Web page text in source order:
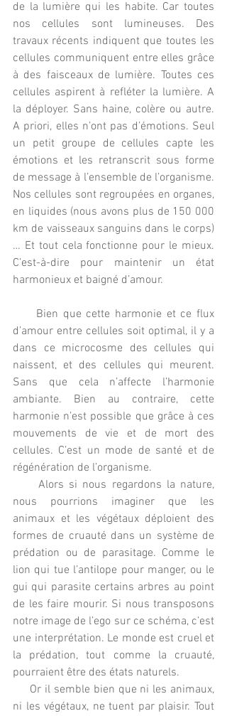
de la lumière qui les habite. Car toutes
nos cellules sont lumineuses. Des
travaux récents indiquent que toutes les
cellules communiquent entre elles grâce
à des faisceaux de lumière. Toutes ces
cellules aspirent à refléter la lumière. A
la déployer. Sans haine, colère ou autre.
A priori, elles n’ont pas d’émotions. Seul
un petit groupe de cellules capte les
émotions et les retranscrit sous forme
de message à l’ensemble de l’organisme.
Nos cellules sont regroupées en organes,
en liquides (nous avons plus de 150 000
km de vaisseaux sanguins dans le corps)
… Et tout cela fonctionne pour le mieux.
C’est-à-dire pour maintenir un état
harmonieux et baigné d’amour.
d’amour entre cellules soit optimal, il y a
dans ce microcosme des cellules qui
naissent, et des cellules qui meurent.
Sans que cela n’affecte l’harmonie
ambiante. Bien au contraire, cette
harmonie n’est possible que grâce à ces
mouvements de vie et de mort des
cellules. C’est un mode de santé et de
régénération de l’organisme.
nous pourrions imaginer que les
animaux et les végétaux déploient des
formes de cruauté dans un système de
prédation ou de parasitage. Comme le
lion qui tue l’antilope pour manger, ou le
gui qui parasite certains arbres au point
de les faire mourir. Si nous transposons
notre image de l’ego sur ce schéma, c’est
une interprétation. Le monde est cruel et
la prédation, tout comme la cruauté,
pourraient être des états naturels.
ni les végétaux, ne tuent par plaisir. Tout